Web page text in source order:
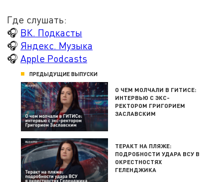
Где слушать:
🎧 ВК. Подкасты
🎧 Яндекс. Музыка
🎧Apple Podcasts
ПРЕДЫДУЩИЕ ВЫПУСКИ
О ЧЕМ МОЛЧАЛИ В ГИТИСЕ:
ИНТЕРВЬЮ С ЭКС-
РЕКТОРОМ ГРИГОРИЕМ
ЗАСЛАВСКИМ
ТЕРАКТ НА ПЛЯЖЕ:
ПОДРОБНОСТИ УДАРА ВСУ В
ОКРЕСТНОСТЯХ
ГЕЛЕНДЖИКА